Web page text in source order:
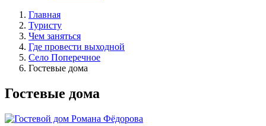
Главная
Туристу
Чем заняться
Где провести выходной
Село Поперечное
Гостевые дома
Гостевые дома